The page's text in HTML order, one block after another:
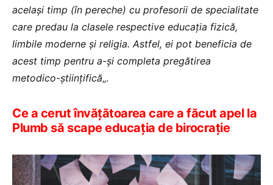
acelaşi timp (în pereche) cu profesorii de specialitate
care predau la clasele respective educaţia fizică,
limbile moderne şi religia. Astfel, ei pot beneficia de
acest timp pentru a-şi completa pregătirea
metodico-ştiinţifică„.
Ce a cerut învățătoarea care a făcut apel la
Plumb să scape educația de birocrație